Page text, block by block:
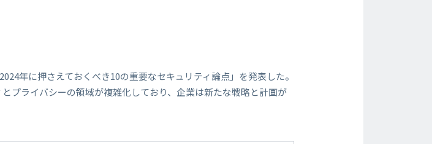
年に押さえておくべき10の重要なセキュリティ論点」を発表した。
プライバシーの領域が複雑化しており、企業は新たな戦略と計画が